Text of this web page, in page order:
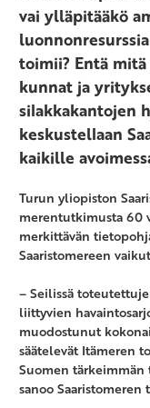
vai ylläpitääkö
toimii? Entä
kunnat ja
silakkakantojen
keskustellaan
kaikille
Turun yliopiston
merentutkimusta 60
merkittävän
Saaristomereen
– Seilissä
liittyvien
muodostunut
säätelevät Itämeren
Suomen tärkeimmän
sanoo